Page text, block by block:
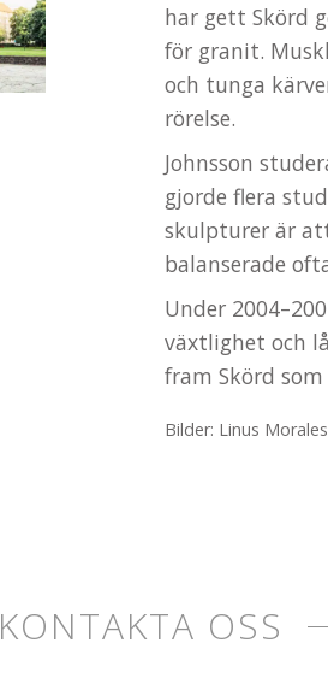
har gett Skörd
för granit.
och tunga
rörelse.
Johnsson
gjorde flera
skulpturer är
balanserade
Under
växtlighet och
fram Skörd
Bilder: Linus Morales
KONTAKTA OSS